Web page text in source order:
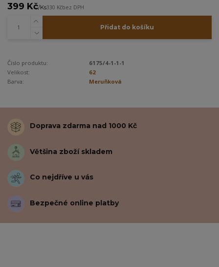
399 Kč/Ks330 Kčbez DPH
Přidat do košíku
Číslo produktu:
6175/4-1-1-1
Velikost:
62
Barva:
Meruňková
Doprava zdarma nad 1000 Kč
Většina zboží skladem
Co nejdříve u vás
Bezpečné online platby